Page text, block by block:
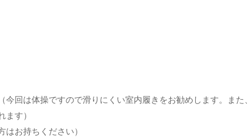
今回は体操ですので滑りにくい室内履きをお勧めします。ま
ます）
はお持ちください）